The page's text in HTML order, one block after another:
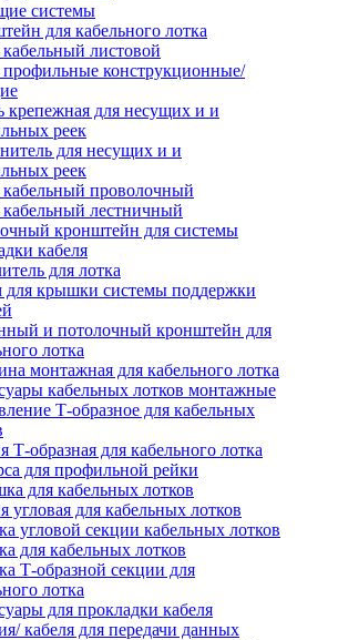
системы
для кабельного лотка
листовой
конструкционные/
крепежная для несущих и и
реек
для несущих и и
реек
проволочный
лестничный
кронштейн для системы
кабеля
для лотка
для крышки системы поддержки
и потолочный кронштейн для
лотка
монтажная для кабельного лотка
кабельных лотков монтажные
Т-образное для кабельных
Т-образная для кабельного лотка
для профильной рейки
для кабельных лотков
угловая для кабельных лотков
угловой секции кабельных лотков
для кабельных лотков
Т-образной секции для
лотка
для прокладки кабеля
кабеля для передачи данных